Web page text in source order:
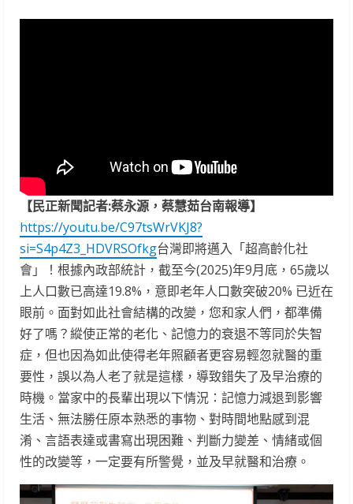
【民正新聞記者:蔡永源，蔡慧茹台南報導】
https://youtu.be/C97tsWrVKJ8?
si=S4p4Z3_HDVRSOfkg台灣即將邁入「超高齡化社
會」！根據內政部統計，截至今(2025)年9月底，65歲以
上人口數已高達19.8%，意即老年人口數突破20% 已近在
眼前。面對如此社會結構的改變，您和家人們，都準備
好了嗎？縱使正常的老化、記憶力的衰退不等同於失智
症，但也因為如此使得老年照顧者更容易輕忽就醫的重
要性，誤以為人老了就是這樣，導致錯失了及早治療的
時機。當家中的長輩出現以下情況：記憶力減退到影響
生活、無法勝任原本熟悉的事物、對時間地點感到混
淆、言語表達或書寫出現困難、判斷力變差、情緒或個
性的改變等，一定要有所警覺，並及早就醫和治療。